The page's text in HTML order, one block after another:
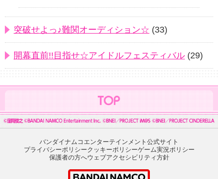
突破せよっ♪難関オーディション☆ (33)
開幕直前!!目指せ☆アイドルフェスティバル (29)
バンダイナムコエンターテインメント公式サイト
プライバシーポリシークッキーポリシーゲーム実況ポリシー
保護者の方へウェブアクセシビリティ方針